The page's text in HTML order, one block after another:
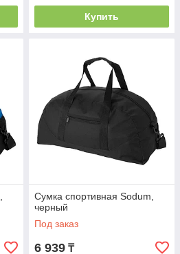
Купить
Сумка спортивная Sodum,
черный
Под заказ
6 939 ₸